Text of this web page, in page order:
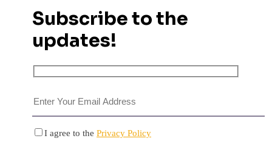
Subscribe to the
updates!
I agree to the Privacy Policy